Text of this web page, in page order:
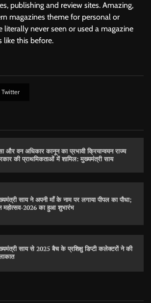
publishing and review sites. Amazing,
magazines theme for personal or
literally never seen or used a magazine
like this before.
Twitter
और वन अधिकार कानून का प्रभावी क्रियान्वयन राज्य
की प्राथमिकताओं में शामिल: मुख्यमंत्री साय
साय ने अपनी माँ के नाम पर लगाया पीपल का पौधा;
महोत्सव-2026 का हुआ शुभारंभ
साय से 2025 बैच के प्रशिक्षु डिप्टी कलेक्टरों ने की